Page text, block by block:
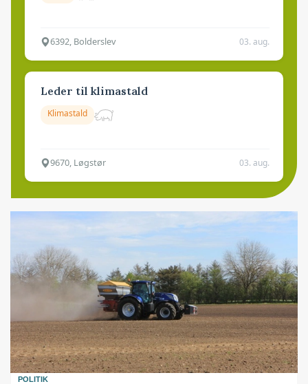
6392, Bolderslev 03. aug.
Leder til klimastald
Klimastald
9670, Løgstør 03. aug.
POLITIK